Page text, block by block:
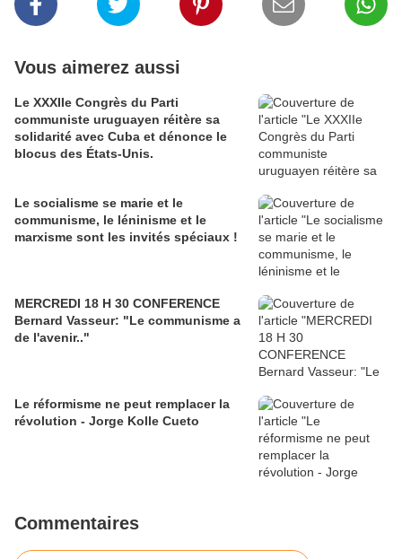
Vous aimerez aussi
Le XXXIIe Congrès du Parti
communiste uruguayen réitère sa
solidarité avec Cuba et dénonce le
blocus des États-Unis.
Le socialisme se marie et le
communisme, le léninisme et le
marxisme sont les invités spéciaux !
MERCREDI 18 H 30 CONFERENCE
Bernard Vasseur: "Le communisme a
de l'avenir.."
Le réformisme ne peut remplacer la
révolution - Jorge Kolle Cueto
Commentaires